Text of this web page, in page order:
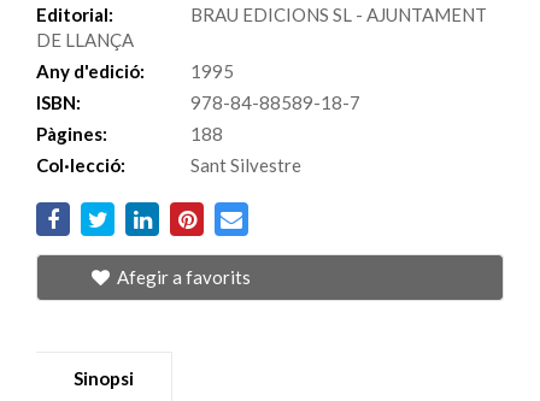
Editorial:
BRAU EDICIONS SL - AJUNTAMENT
DE LLANÇA
Any d'edició:
1995
ISBN:
978-84-88589-18-7
Pàgines:
188
Col·lecció:
Sant Silvestre
Afegir a favorits
Sinopsi